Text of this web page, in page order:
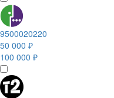
9500020220
50 000 ₽
100 000 ₽